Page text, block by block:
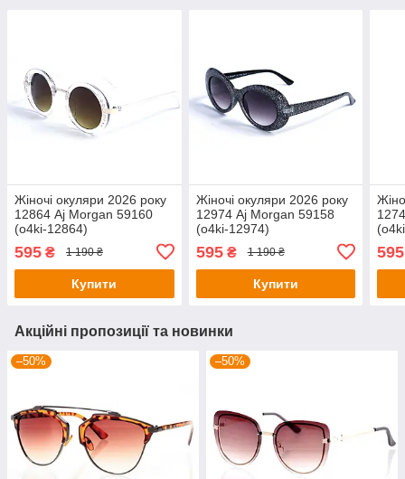
Жіночі окуляри 2026 року
12864 Aj Morgan 59160
(o4ki-12864)
595 ₴ 1 190 ₴
Купити
Жіночі окуляри 2026 року
12974 Aj Morgan 59158
(o4ki-12974)
595₴ 1 190 ₴
Купити
595
Акційні пропозиції та новинки
–50% –50%